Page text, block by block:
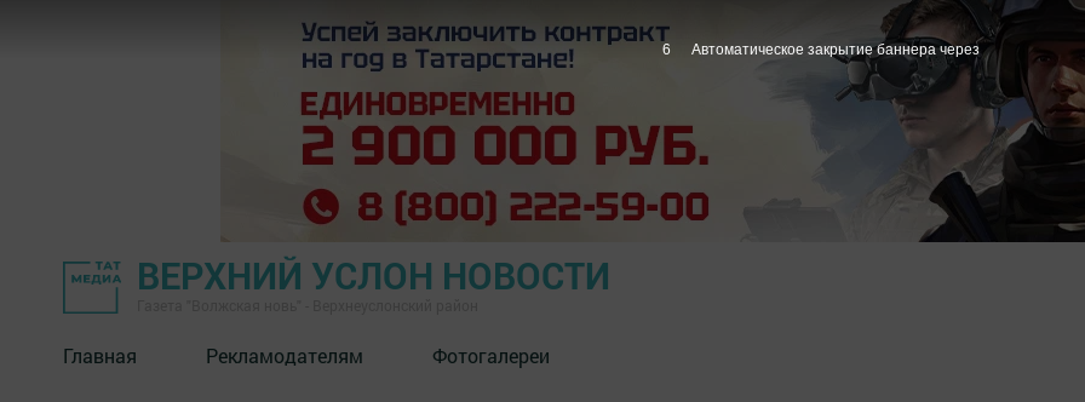
ВЕРХНИЙ УСЛОН НОВОСТИ
Главная Рекламодателям Фотогалереи
5 Автоматическое закрытие баннера через